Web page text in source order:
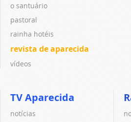
o santuário
pastoral
rainha hotéis
revista de aparecida
vídeos
TV Aparecida
notícias